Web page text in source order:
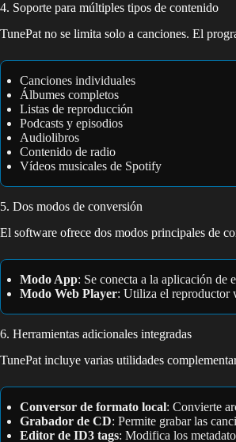
4. Soporte para múltiples tipos de contenido
TunePat no se limita solo a canciones. El
Canciones individuales
Álbumes completos
Listas de reproducción
Podcasts y episodios
Audiolibros
Contenido de radio
Vídeos musicales de Spotify
5. Dos modos de conversión
El software ofrece dos modos principales de
Modo App: Se conecta a la aplicación de
Modo Web Player: Utiliza el reproductor
6. Herramientas adicionales integradas
TunePat incluye varias utilidades
Conversor de formato local: Convierte
Grabador de CD: Permite grabar las
Editor de ID3 tags: Modifica los